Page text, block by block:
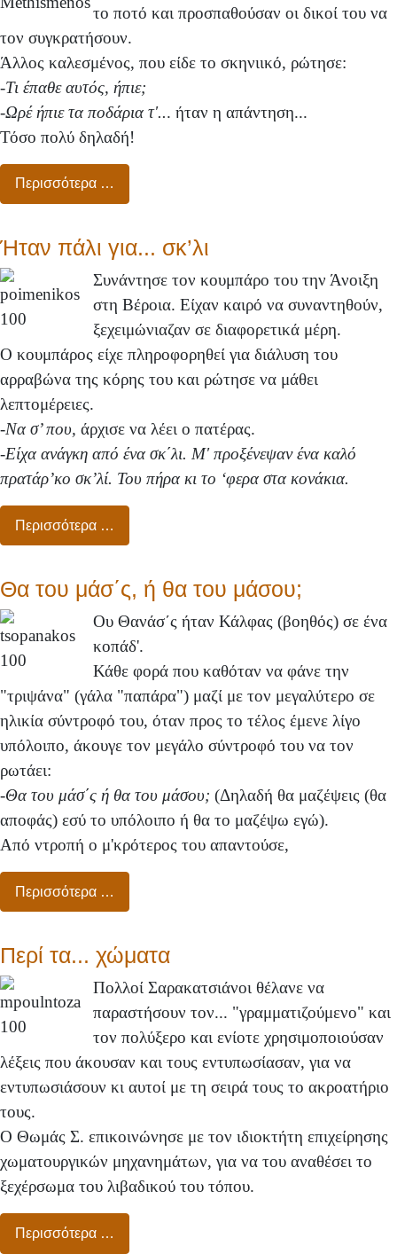
το ποτό και προσπαθούσαν οι δικοί του να
τον συγκρατήσουν.
Άλλος καλεσμένος, που είδε το σκηνιικό, ρώτησε:
-Τι έπαθε αυτός, ήπιε;
-Ωρέ ήπιε τα ποδάρια τ'... ήταν η απάντηση...
Τόσο πολύ δηλαδή!
Περισσότερα …
Ήταν πάλι για... σκ’λι
Συνάντησε τον κουμπάρο του την Άνοιξη
στη Βέροια. Είχαν καιρό να συναντηθούν,
ξεχειμώνιαζαν σε διαφορετικά μέρη.
Ο κουμπάρος είχε πληροφορηθεί για διάλυση του
αρραβώνα της κόρης του και ρώτησε να μάθει
λεπτομέρειες.
-Να σ’ που, άρχισε να λέει ο πατέρας.
-Είχα ανάγκη από ένα σκ΄λι. Μ' προξένεψαν ένα καλό
πρατάρ’κο σκ’λί. Toυ πήρα κι το ‘φερα στα κονάκια.
Περισσότερα …
Θα του μάσ΄ς, ή θα του μάσου;
Ου Θανάσ΄ς ήταν Κάλφας (βοηθός) σε ένα
κοπάδ'.
Κάθε φορά που καθόταν να φάνε την
"τριψάνα" (γάλα "παπάρα") μαζί με τον μεγαλύτερο σε
ηλικία σύντροφό του, όταν προς το τέλος έμενε λίγο
υπόλοιπο, άκουγε τον μεγάλο σύντροφό του να τον
ρωτάει:
-Θα του μάσ΄ς ή θα του μάσου; (Δηλαδή θα μαζέψεις (θα
αποφάς) εσύ το υπόλοιπο ή θα το μαζέψω εγώ).
Από ντροπή ο μ'κρότερος του απαντούσε,
Περισσότερα …
Περί τα... χώματα
Πολλοί Σαρακατσιάνοι θέλανε να
παραστήσουν τον... "γραμματιζούμενο" και
τον πολύξερο και ενίοτε χρησιμοποιούσαν
λέξεις που άκουσαν και τους εντυπωσίασαν, για να
εντυπωσιάσουν κι αυτοί με τη σειρά τους το ακροατήριο
τους.
Ο Θωμάς Σ. επικοινώνησε με τον ιδιοκτήτη επιχείρησης
χωματουργικών μηχανημάτων, για να του αναθέσει το
ξεχέρσωμα του λιβαδικού του τόπου.
Περισσότερα …